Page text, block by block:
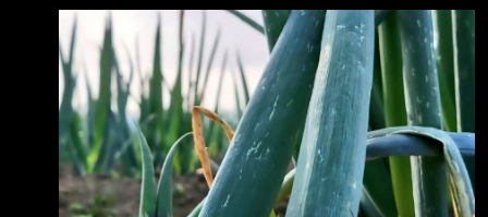
https://myppt.cc/FlidrY 內文： 2026.03.25
Investing.com - 儘管科技板塊整體表現強勁,記
憶體股週三仍然下跌。在Google推出Tur
boQuant這項可能降低AI系統記憶體需求的新壓
縮演算法後,相關股價應聲下挫。 SanDisk
Corporation(NASDAQ:SNDK)下跌5.7%,美光科
技(NASDAQ:MU)下跌3%,西部數據(NA SDAQ